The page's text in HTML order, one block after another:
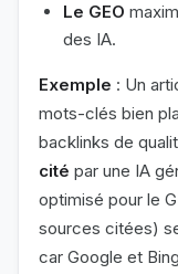
Le GEO
des IA.
Exemple : Un
mots-clés bien
backlinks de
cité par une IA
optimisé pour le
sources citées)
car Google et